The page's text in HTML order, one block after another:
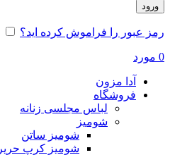
ورود
رمز عبور را فراموش کرده اید؟
0 مورد
آدا مزون
فروشگاه
لباس مجلسی زنانه
شومیز
شومیز ساتن
شومیز کرپ حریر